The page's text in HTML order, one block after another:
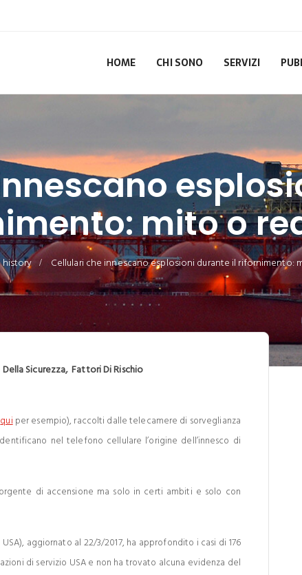
HOME CHI SONO SERVIZI
mito o
history Cellulari che innescano esplosioni durante il rifornimento:
Sicurezza, Fattori Di Rischio
quiper esempio), raccolti dalle telecamere di sorveglianza
nel telefono cellulare l’origine dell’innesco di
di accensione ma solo in certi ambiti e solo con
aggiornato al 22/3/2017, ha approfondito i casi di 176
di servizio USA e non ha trovato alcuna evidenza del